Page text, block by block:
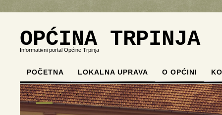
OPĆINA TRPINJA
Informativni portal Općine Trpinja
POČETNA LOKALNA UPRAVA O OPĆINI
. . . .